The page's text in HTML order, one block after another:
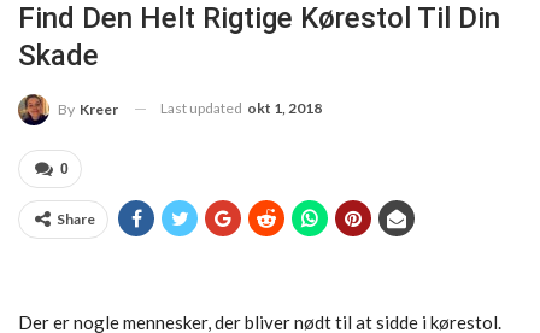
Find Den Helt Rigtige Kørestol Til Din
Skade
By Kreer Last updated okt 1, 2018
0
Share
Der er nogle mennesker, der bliver nødt til at sidde i kørestol.